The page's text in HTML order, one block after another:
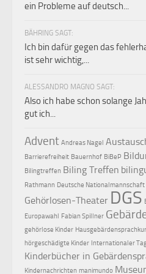
ein Probleme auf deutsch...
BÄHRING SAGT:
Ich bin dafür gegen das
ist sehr wichtig,...
ALESSANDRO MAGNO SAGT:
Also ich habe schon solange
gut ich...
Advent Andreas Nagel
Barrierefreiheit Bauernhof BiBeP
Bilingtreffen Biling Treffen
Rathmann Deutsche Nationalmannschaft
Gehörlosen-Theater DGS
Europawahl Fabian Spillner
gehörlose Kinder
hörgeschädigte Kinder Internationaler
Kinderbücher in
Kindernachrichten manimundo